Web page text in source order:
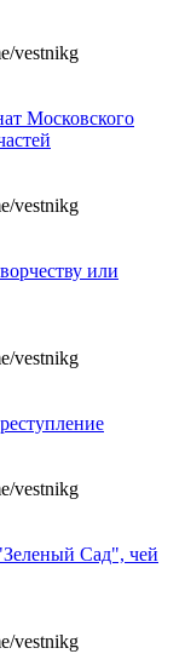
vestnikg
Московского
vestnikg
или
vestnikg
vestnikg
Сад", чей
vestnikg